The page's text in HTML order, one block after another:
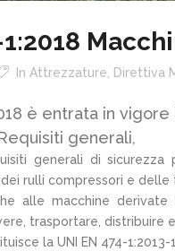
1:2018
In Attrezzature, Direttiva
è entrata in
generali,
generali di
rulli compressori e
alle macchine
trasportare, distribuire
la UNI EN 474-1:2013-